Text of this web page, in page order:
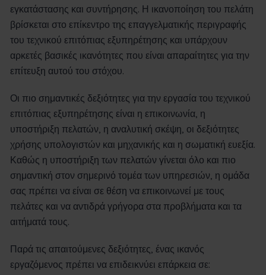
εγκατάστασης και συντήρησης. Η ικανοποίηση του πελάτη
βρίσκεται στο επίκεντρο της επαγγελματικής περιγραφής
του τεχνικού επιτόπιας εξυπηρέτησης και υπάρχουν
αρκετές βασικές ικανότητες που είναι απαραίτητες για την
επίτευξη αυτού του στόχου.
Οι πιο σημαντικές δεξιότητες για την εργασία του τεχνικού
επιτόπιας εξυπηρέτησης είναι η επικοινωνία, η
υποστήριξη πελατών, η αναλυτική σκέψη, οι δεξιότητες
χρήσης υπολογιστών και μηχανικής και η σωματική ευεξία.
Καθώς η υποστήριξη των πελατών γίνεται όλο και πιο
σημαντική στον σημερινό τομέα των υπηρεσιών, η ομάδα
σας πρέπει να είναι σε θέση να επικοινωνεί με τους
πελάτες και να αντιδρά γρήγορα στα προβλήματα και τα
αιτήματά τους.
Παρά τις απαιτούμενες δεξιότητες, ένας ικανός
εργαζόμενος πρέπει να επιδεικνύει επάρκεια σε: